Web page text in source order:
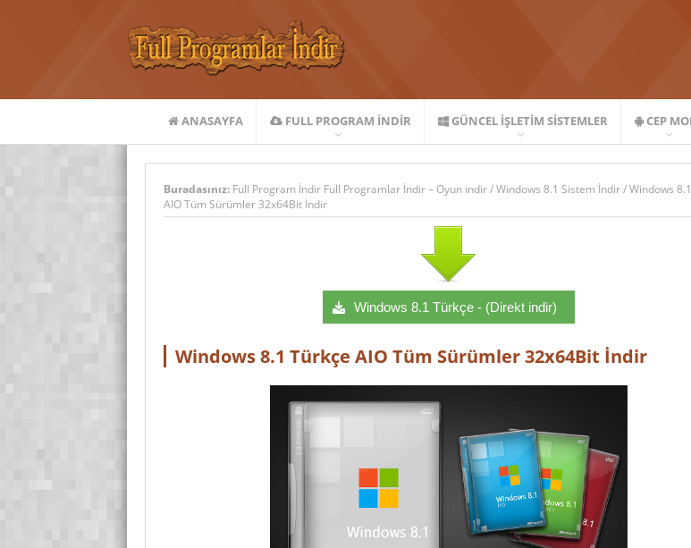
ANASAYFA FULL PROGRAM INDIR GÜNCEL İŞLETIM SISTEMLER CEP
Buradasınız: Full Program İndir Full Programlar İndir – Oyun indir/Windows 8.1 Sistem İndir/Windows
AIO Tüm Sürümler 32x64Bit İndir
Windows 8.1 Türkçe - (Direkt indir)
Windows 8.1 Türkçe AIO Tüm Sürümler 32x64Bit İndir